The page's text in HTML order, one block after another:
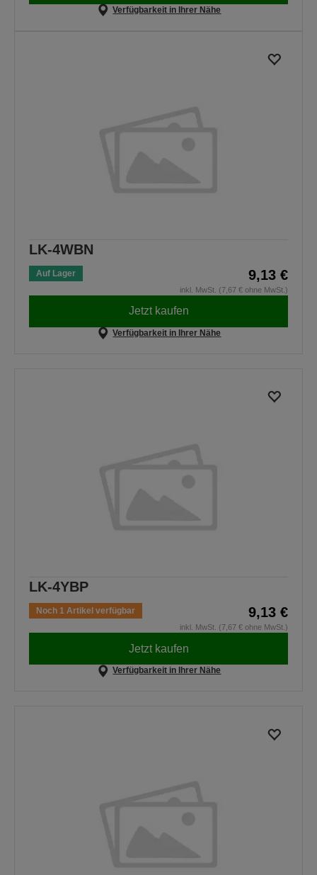
Verfügbarkeit in Ihrer Nähe
LK-4WBN
Auf Lager 9,13 €
inkl. MwSt. (7,67 € ohne MwSt.)
Jetzt kaufen
Verfügbarkeit in Ihrer Nähe
LK-4YBP
Noch 1 Artikel verfügbar 9,13 €
inkl. MwSt. (7,67 € ohne MwSt.)
Jetzt kaufen
Verfügbarkeit in Ihrer Nähe